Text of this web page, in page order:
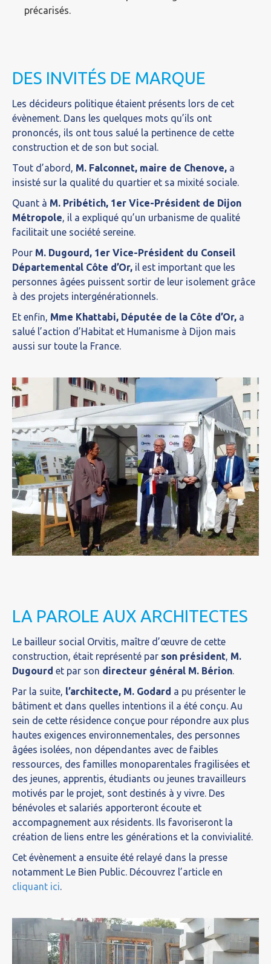
précarisés.
DES INVITÉS DE MARQUE
Les décideurs politique étaient présents lors de cet
évènement. Dans les quelques mots qu’ils ont
prononcés, ils ont tous salué la pertinence de cette
construction et de son but social.
Tout d’abord, M. Falconnet, maire de Chenove, a
insisté sur la qualité du quartier et sa mixité sociale.
Quant à M. Pribétich, 1er Vice-Président de Dijon
Métropole, il a expliqué qu’un urbanisme de qualité
facilitait une société sereine.
Pour M. Dugourd, 1er Vice-Président du Conseil
Départemental Côte d’Or, il est important que les
personnes âgées puissent sortir de leur isolement grâce
à des projets intergénérationnels.
Et enfin, Mme Khattabi, Députée de la Côte d’Or, a
salué l’action d’Habitat et Humanisme à Dijon mais
aussi sur toute la France.
LA PAROLE AUX ARCHITECTES
Le bailleur social Orvitis, maître d’œuvre de cette
construction, était représenté par son président, M.
Dugourd et par son directeur général M. Bérion.
Par la suite, l’architecte, M. Godard a pu présenter le
bâtiment et dans quelles intentions il a été conçu. Au
sein de cette résidence conçue pour répondre aux plus
hautes exigences environnementales, des personnes
âgées isolées, non dépendantes avec de faibles
ressources, des familles monoparentales fragilisées et
des jeunes, apprentis, étudiants ou jeunes travailleurs
motivés par le projet, sont destinés à y vivre. Des
bénévoles et salariés apporteront écoute et
accompagnement aux résidents. Ils favoriseront la
création de liens entre les générations et la convivialité.
Cet évènement a ensuite été relayé dans la presse
notamment Le Bien Public. Découvrez l’article en
cliquant ici.